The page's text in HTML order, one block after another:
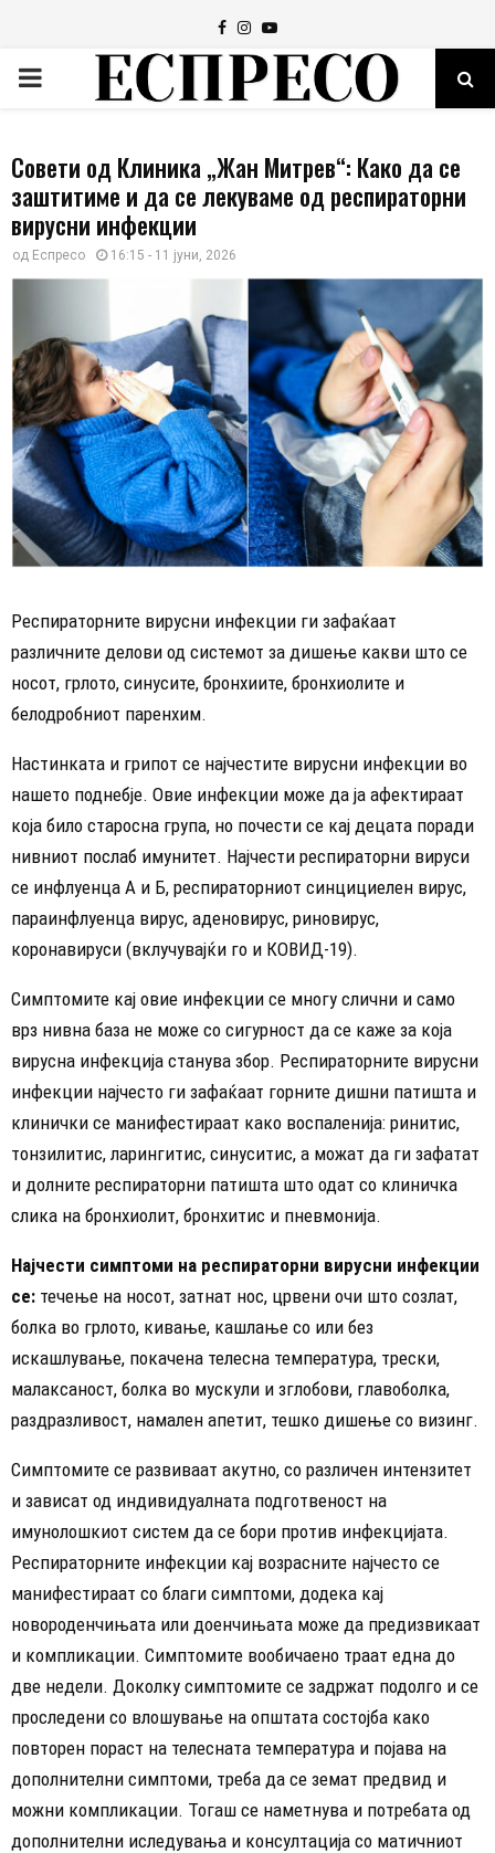
Facebook
Instagram
Youtube
PRIMARY
Совети од Клиника „Жан Митрев“: Како да се
заштитиме и да се лекуваме од респираторни
вирусни инфекции
од Еспресо 16:15 - 11 јуни, 2026
Респираторните вирусни инфекции ги зафаќаат
различните делови од системот за дишење какви што се
носот, грлото, синусите, бронхиите, бронхиолите и
белодробниот паренхим.
Настинката и грипот се најчестите вирусни инфекции во
нашето поднебје. Овие инфекции може да ја афектираат
која било старосна група, но почести се кај децата поради
нивниот послаб имунитет. Најчести респираторни вируси
се инфлуенца А и Б, респираторниот синцициелен вирус,
параинфлуенца вирус, аденовирус, риновирус,
коронавируси (вклучувајќи го и КОВИД-19).
Симптомите кај овие инфекции се многу слични и само
врз нивна база не може со сигурност да се каже за која
вирусна инфекција станува збор. Респираторните вирусни
инфекции најчесто ги зафаќаат горните дишни патишта и
клинички се манифестираат како воспаленија: ринитис,
тонзилитис, ларингитис, синуситис, а можат да ги зафатат
и долните респираторни патишта што одат со клиничка
слика на бронхиолит, бронхитис и пневмонија.
Најчести симптоми на респираторни вирусни инфекции
се: течење на носот, затнат нос, црвени очи што созлат,
болка во грлото, кивање, кашлање со или без
искашлување, покачена телесна температура, трески,
малаксаност, болка во мускули и зглобови, главоболка,
раздразливост, намален апетит, тешко дишење со визинг.
Симптомите се развиваат акутно, со различен интензитет
и зависат од индивидуалната подготвеност на
имунолошкиот систем да се бори против инфекцијата.
Респираторните инфекции кај возрасните најчесто се
манифестираат со благи симптоми, додека кај
новороденчињата или доенчињата може да предизвикаат
и компликации. Симптомите вообичаено траат една до
две недели. Доколку симптомите се задржат подолго и се
проследени со влошување на општата состојба како
повторен пораст на телесната температура и појава на
дополнителни симптоми, треба да се земат предвид и
можни компликации. Тогаш се наметнува и потребата од
дополнителни иследувања и консултација со матичниот